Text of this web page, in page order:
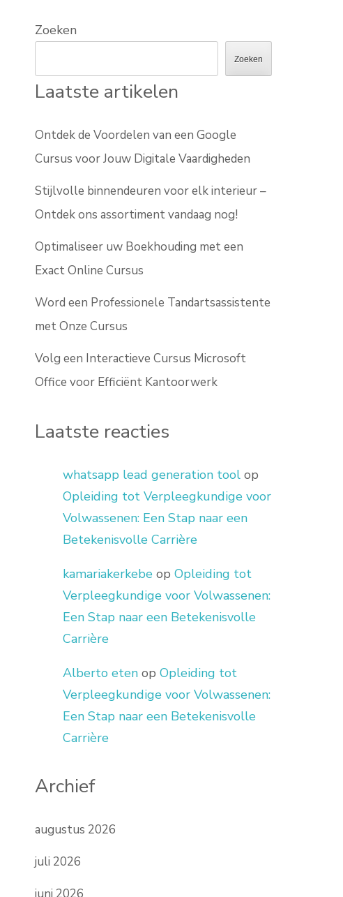
Zoeken
Zoeken
Laatste artikelen
Ontdek de Voordelen van een Google
Cursus voor Jouw Digitale Vaardigheden
Stijlvolle binnendeuren voor elk interieur –
Ontdek ons assortiment vandaag nog!
Optimaliseer uw Boekhouding met een
Exact Online Cursus
Word een Professionele Tandartsassistente
met Onze Cursus
Volg een Interactieve Cursus Microsoft
Office voor Efficiënt Kantoorwerk
Laatste reacties
whatsapp lead generation tool op
Opleiding tot Verpleegkundige voor
Volwassenen: Een Stap naar een
Betekenisvolle Carrière
kamariakerkebe opOpleiding tot
Verpleegkundige voor Volwassenen:
Een Stap naar een Betekenisvolle
Carrière
Alberto eten opOpleiding tot
Verpleegkundige voor Volwassenen:
Een Stap naar een Betekenisvolle
Carrière
Archief
augustus 2026
juli 2026